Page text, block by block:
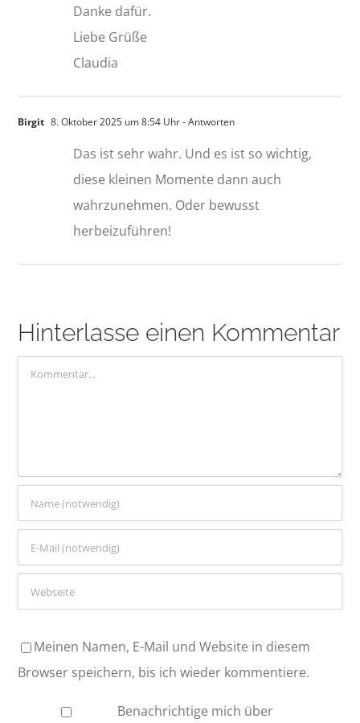
Danke dafür.
Liebe Grüße
Claudia
Birgit 8. Oktober 2025 um 8:54 Uhr- Antworten
Das ist sehr wahr. Und es ist so wichtig,
diese kleinen Momente dann auch
wahrzunehmen. Oder bewusst
herbeizuführen!
Hinterlasse einen Kommentar
Kommentar
Meinen Namen, E-Mail und Website in diesem
Browser speichern, bis ich wieder kommentiere.
Benachrichtige mich über